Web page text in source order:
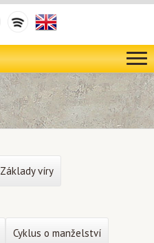
Základy víry
Cyklus o manželství